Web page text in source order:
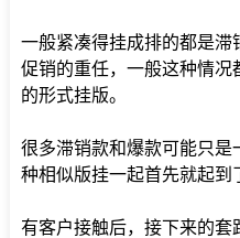
一般紧凑得挂成排的都是滞
促销的重任，一般这种情
的形式挂版。
很多滞销款和爆款可能只
种相似版挂一起首先就起到
有客户接触后，接下来的套